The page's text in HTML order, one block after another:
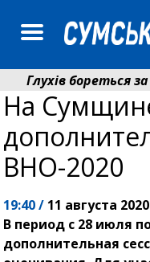
Глухів бореться за
Пенсійний фонд
На
ВНО-2020
19:40 / 11 августа 2020
В период с 28 июля
дополнительная